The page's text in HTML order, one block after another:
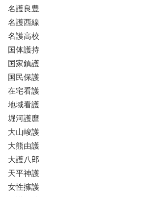
名護良豊
名護西線
名護高校
国体護持
国家鎮護
国民保護
在宅看護
地域看護
堀河護麿
大山峻護
大熊由護
大護八郎
天平神護
女性擁護